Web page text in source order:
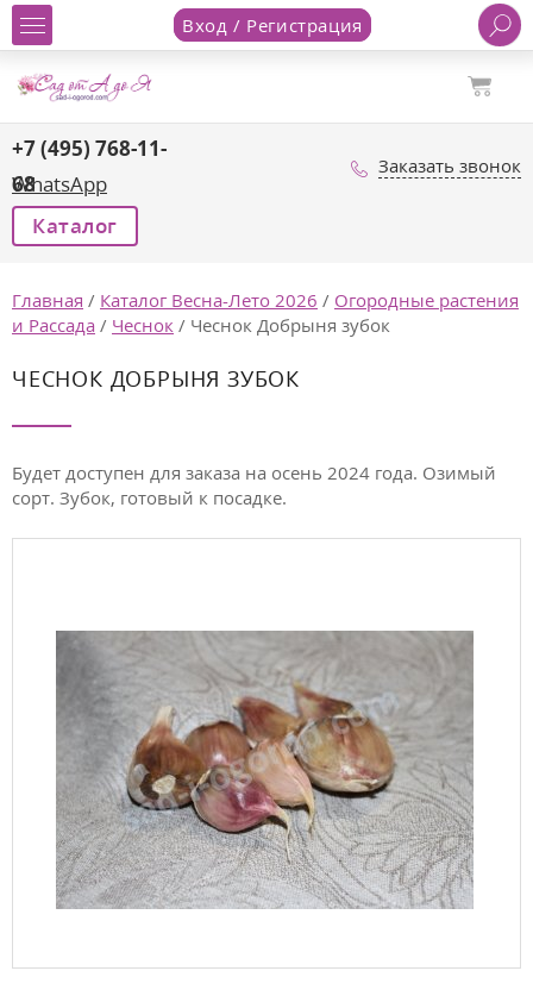
Вход / Регистрация
+7 (495) 768-11-
68
WhatsApp
Заказать звонок
Каталог
Главная / Каталог Весна-Лето 2026 / Огородные растения
и Рассада / Чеснок / Чеснок Добрыня зубок
ЧЕСНОК ДОБРЫНЯ ЗУБОК
Будет доступен для заказа на осень 2024 года. Озимый
сорт. Зубок, готовый к посадке.